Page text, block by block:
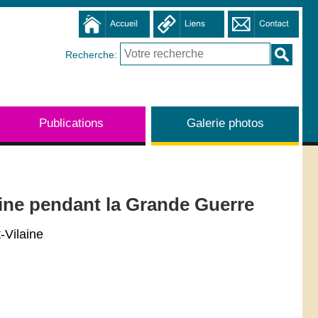
Recherche:
Publications Galerie photos
pendant la Grande Guerre
Vilaine